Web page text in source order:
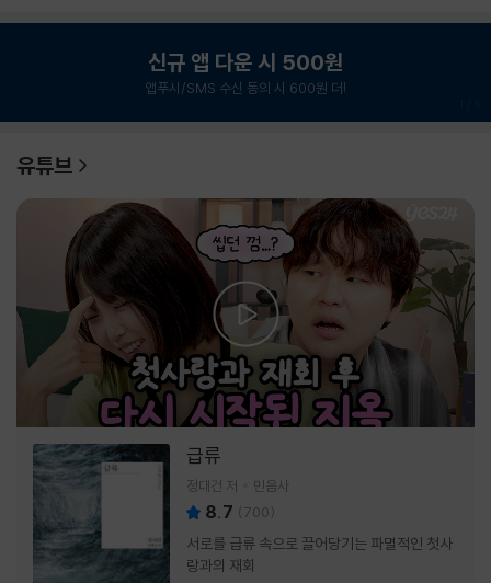
신규 앱 다운 시 500원
앱푸시/SMS 수신 동의 시 600원 더!
유튜브
급류
정대건 저 민음사
8.7 (700)
서로를 급류 속으로 끌어당기는 파멸적인 첫사
랑과의 재회